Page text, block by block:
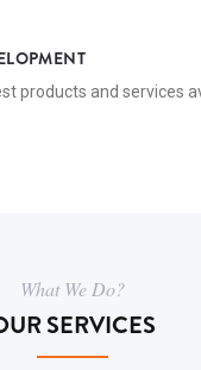
products and services
What We Do?
SERVICES